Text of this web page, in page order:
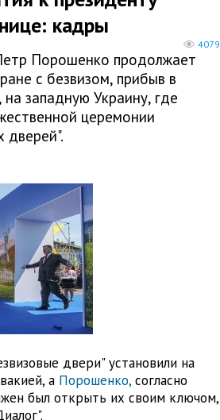
кадры
4079
Порошенко продолжает
с безвизом, прибыв в
западную Украину, где
церемонии
дверей".
двери" установили на
а Порошенко,согласно
был открыть их своим ключом,